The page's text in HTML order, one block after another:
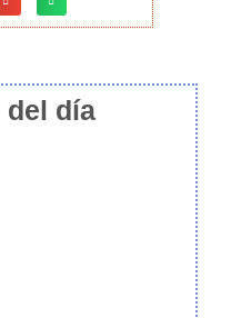
del día